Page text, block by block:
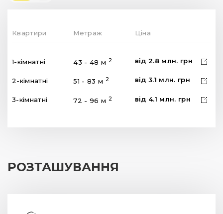
Квартири Метраж Ціна
1-кімнатні 43 - 48 м 2 від 2.8 млн. грн
2-кімнатні 51 - 83 м 2 від 3.1 млн. грн
3-кімнатні 72 - 96 м 2 від 4.1 млн. грн
РОЗТАШУВАННЯ